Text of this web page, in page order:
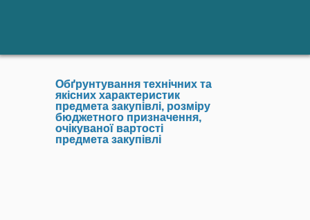
Обґрунтування технічних та
якісних характеристик
предмета закупівлі, розміру
бюджетного призначення,
очікуваної вартості
предмета закупівлі